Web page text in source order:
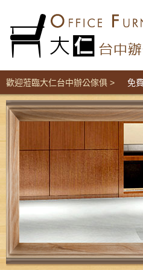
歡迎蒞臨大仁台中辦公傢俱 >
隔間辦公家具工廠直營價 免費規